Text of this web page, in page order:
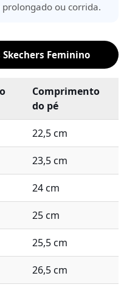
ou corrida.
Feminino
Comprimento
do pé
22,5 cm
23,5 cm
24 cm
25 cm
25,5 cm
26,5 cm